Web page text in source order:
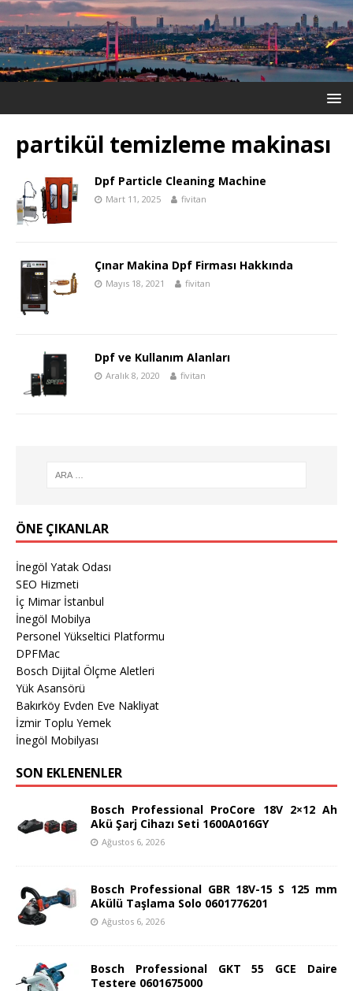
partikül temizleme makinası
Dpf Particle Cleaning Machine
Mart 11, 2025 fivitan
Çınar Makina Dpf Firması Hakkında
Mayıs 18, 2021 fivitan
Dpf ve Kullanım Alanları
Aralık 8, 2020 fivitan
ÖNE ÇIKANLAR
İnegöl Yatak Odası
SEO Hizmeti
İç Mimar İstanbul
İnegöl Mobilya
Personel Yükseltici Platformu
DPFMac
Bosch Dijital Ölçme Aletleri
Yük Asansörü
Bakırköy Evden Eve Nakliyat
İzmir Toplu Yemek
İnegöl Mobilyası
SON EKLENENLER
Bosch Professional ProCore 18V 2×12 Ah
Akü Şarj Cihazı Seti 1600A016GY
Ağustos 6, 2026
Bosch Professional GBR 18V-15 S 125 mm
Akülü Taşlama Solo 0601776201
Ağustos 6, 2026
Bosch Professional GKT 55 GCE Daire
Testere 0601675000